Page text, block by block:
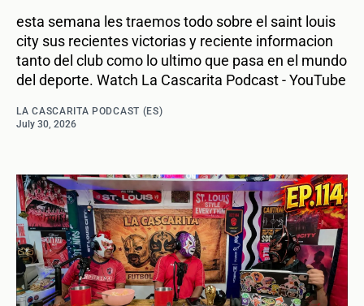
esta semana les traemos todo sobre el saint louis
city sus recientes victorias y reciente informacion
tanto del club como lo ultimo que pasa en el mundo
del deporte. Watch La Cascarita Podcast - YouTube
LA CASCARITA PODCAST (ES)
July 30, 2026